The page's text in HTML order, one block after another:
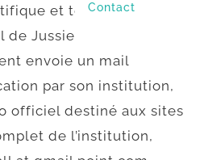
Contact
et technique sont
Jussieu.
envoie un mail
par son institution,
officiel destiné aux sites
de l’institution,